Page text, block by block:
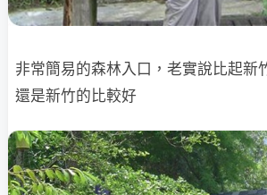
非常簡易的森林入口，老實說比起新
還是新竹的比較好